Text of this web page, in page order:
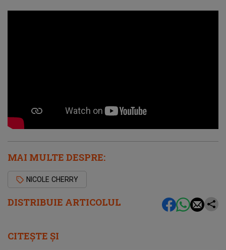
DISTRIBUIE ARTICOLUL
MAI MULTE DESPRE:
NICOLE CHERRY
CITEȘTE ȘI